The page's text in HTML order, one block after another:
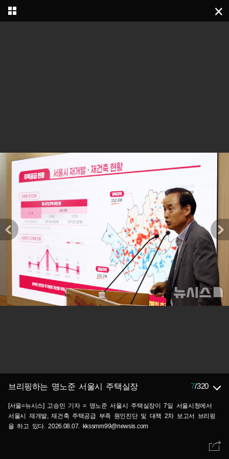
브리핑하는 명노준 서울시 주택실장 7/320
[서울=뉴시스] 고승민 기자 = 명노준 서울시 주택실장이 7일 서울시청에서
서울시 재개발, 재건축 주택공급 부족 원인진단 및 대책 2차 보고서 브리핑
을 하고 있다. 2026.08.07. kkssmm99@newsis.com